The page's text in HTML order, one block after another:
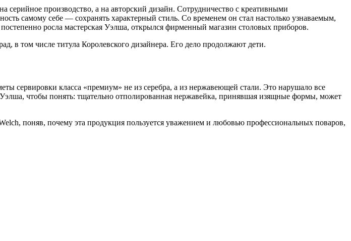
серийное производство, а на авторский дизайн. Сотрудничество с креативными
самому себе — сохранять характерный стиль. Со временем он стал настолько узнаваемым,
росла мастерская Уэлша, открылся фирменный магазин столовых приборов.
в том числе титула Королевского дизайнера. Его дело продолжают дети.
сервировки класса «премиум» не из серебра, а из нержавеющей стали. Это нарушало все
чтобы понять: тщательно отполированная нержавейка, принявшая изящные формы, может
поняв, почему эта продукция пользуется уважением и любовью профессиональных поваров,